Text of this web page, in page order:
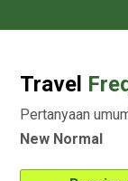
Travel
Pertanyaan
New Normal